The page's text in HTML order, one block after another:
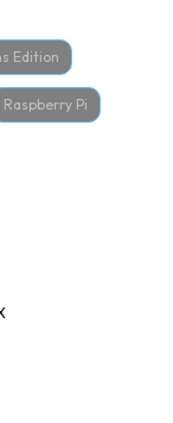
Edition
Raspberry Pi